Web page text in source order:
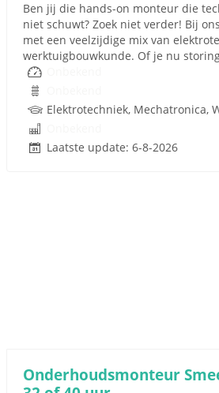
Ben jij die hands-on monteur die
niet schuwt? Zoek niet verder! Bij
met een veelzijdige mix van
werktuigbouwkunde. Of je nu
Laatste update: 6-8-2026
Onderhoudsmonteur